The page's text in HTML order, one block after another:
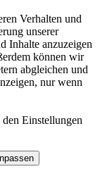
Verhalten und
unserer
Inhalte anzuzeigen
können wir
abgleichen und
nur wenn
Einstellungen